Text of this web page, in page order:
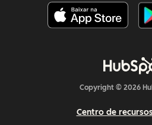
Copyright © 2026
Centro de